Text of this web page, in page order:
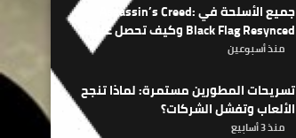
جميع الأسلحة في Assassin’s Creed:
Black Flag Resynced وكيف تحصل عليها
منذ أسبوعين
تسريحات المطورين مستمرة: لماذا تنجح
الألعاب وتفشل الشركات؟
منذ 3 أسابيع